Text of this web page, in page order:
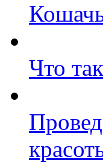
Что